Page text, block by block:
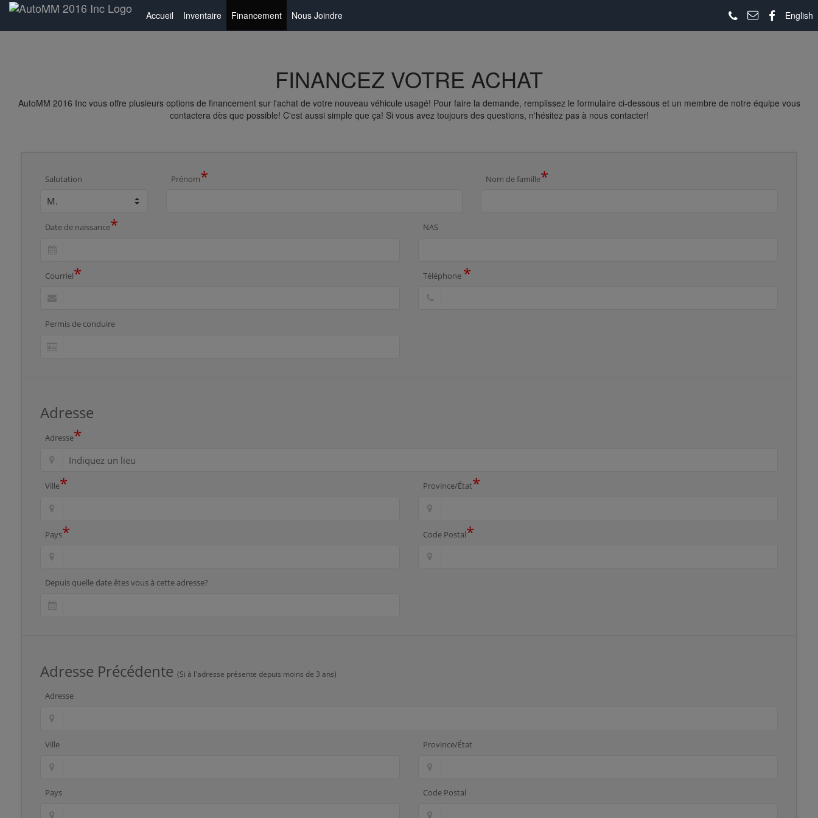
Accueil Inventaire Financement Nous Joindre English
FINANCEZ VOTRE ACHAT
AutoMM 2016 Inc vous offre plusieurs options de financement sur l'achat de votre nouveau véhicule usagé! Pour faire la demande, remplissez le formulaire ci-dessous et un membre de notre équipe vous
contactera dès que possible! C'est aussi simple que ça! Si vous avez toujours des questions, n'hésitez pas à nous contacter!
Salutation Prénom* Nom de famille*
Date de naissance* NAS
Courriel* Téléphone *
Permis de conduire
Adresse
Adresse*
Ville* Province/État*
Pays* Code Postal*
Depuis quelle date êtes vous à cette adresse?
Adresse Précédente (Si à l'adresse présente depuis moins de 3 ans)
Adresse
Ville Province/État
Pays Code Postal